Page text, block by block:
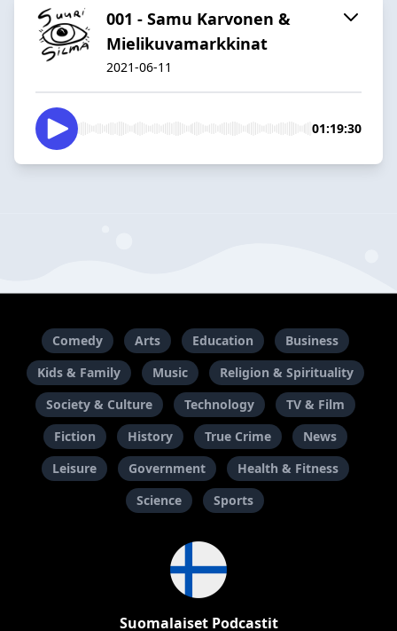
001 - Samu Karvonen &
Mielikuvamarkkinat
2021-06-11
01:19:30
Comedy Arts Education
Business
Kids & Family
Music
Religion & Spirituality
Society & Culture
Technology
TV & Film
Fiction
History True Crime
News
Leisure
Government
Health & Fitness
Science
Sports
Suomalaiset Podcastit